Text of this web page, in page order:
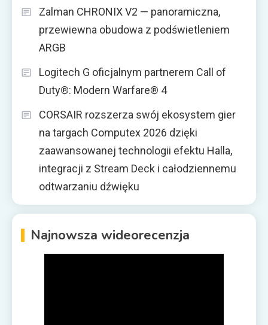
Zalman CHRONIX V2 — panoramiczna,
przewiewna obudowa z podświetleniem
ARGB
Logitech G oficjalnym partnerem Call of
Duty®: Modern Warfare® 4
CORSAIR rozszerza swój ekosystem gier
na targach Computex 2026 dzięki
zaawansowanej technologii efektu Halla,
integracji z Stream Deck i całodziennemu
odtwarzaniu dźwięku
Najnowsza wideorecenzja